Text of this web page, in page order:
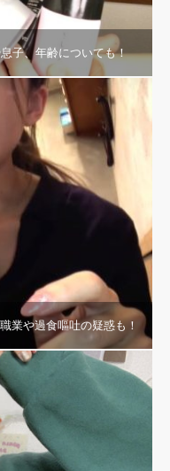
子、年齢についても！
業や過食嘔吐の疑惑も！